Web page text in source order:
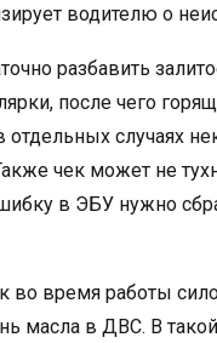
водителю о
разбавить
после чего
случаях
чек может не
в ЭБУ нужно
во время работы
масла в ДВС. В